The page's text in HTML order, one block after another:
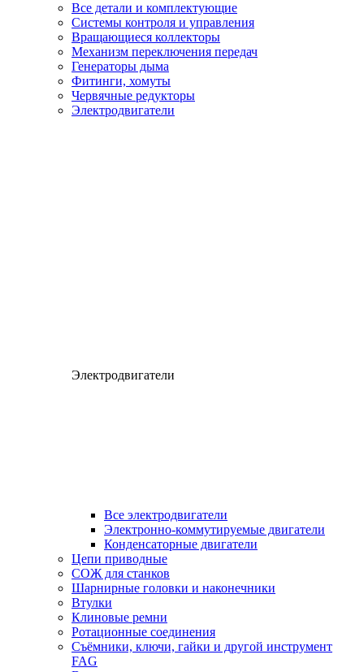
Все детали и комплектующие
Системы контроля и управления
Вращающиеся коллекторы
Механизм переключения передач
Генераторы дыма
Фитинги, хомуты
Червячные редукторы
Электродвигатели
Электродвигатели
Все электродвигатели
Электронно-коммутируемые двигатели
Конденсаторные двигатели
Цепи приводные
СОЖ для станков
Шарнирные головки и наконечники
Втулки
Клиновые ремни
Ротационные соединения
Съёмники, ключи, гайки и другой инструмент
FAG